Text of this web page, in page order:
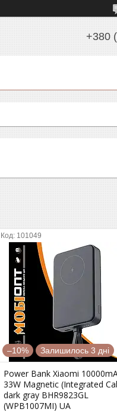
+380
101049
–10% Залишилось 3 дні
Power Bank Xiaomi
33W Magnetic (Integrated
dark gray BHR9823GL
(WPB1007MI) UA